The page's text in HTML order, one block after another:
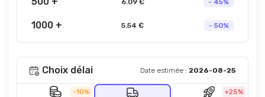
6.09 € - 45%
1000 + 5.54 € - 50%
Choix délai Date estimée : 2026-08-25
-10% +25%